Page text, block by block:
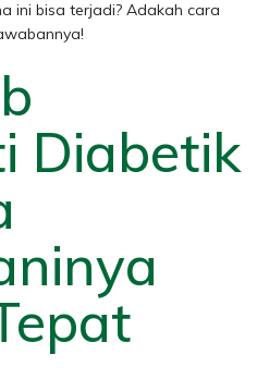
ini bisa terjadi? Adakah cara
Diabetik